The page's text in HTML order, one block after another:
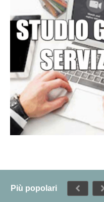
Più popolari